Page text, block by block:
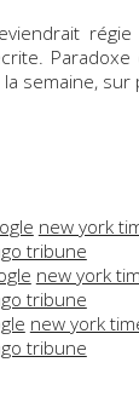
régie
.
semaine, sur
new york
tribune
new york
tribune
new york
tribune